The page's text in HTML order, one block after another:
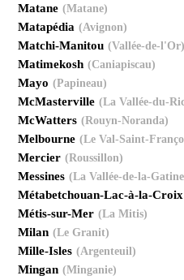
Matane (Matane)
Matapédia (Avignon)
Matchi-Manitou (Vallée-de-l'Or)
Matimekosh (Caniapiscau)
Mayo (Papineau)
McMasterville (La Vallée-du-
McWatters (Rouyn-Noranda)
Melbourne (Le Val-Saint-
Mercier (Roussillon)
Messines (La Vallée-de-la-
Métabetchouan-Lac-à-la-Croix
Métis-sur-Mer (La Mitis)
Milan (Le Granit)
Mille-Isles (Argenteuil)
Mingan (Minganie)